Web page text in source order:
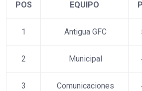
POS EQUIPO
1 Antigua GFC
2 Municipal
3 Comunicaciones